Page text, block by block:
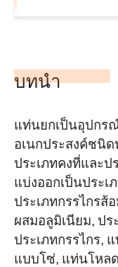
บทนำ
แท่นยกเป็นอุปกร
อเนกประสงค์ชนิ
ประเภทคงที่และป
แบ่งออกเป็นประ
ประเภทกรรไกรส้
ผสมอลูมิเนียม, ปร
ประเภทกรรไกร,
แบบโซ่, แท่นโหล